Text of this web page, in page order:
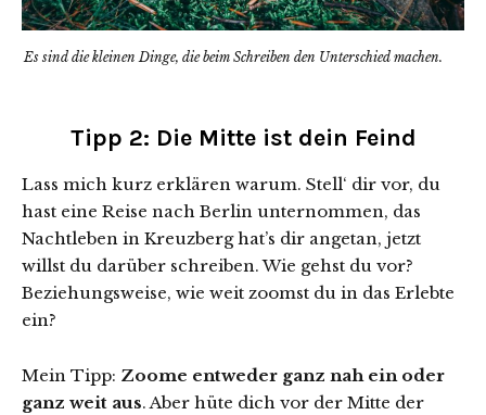
Es sind die kleinen Dinge, die beim Schreiben den Unterschied machen.
Tipp 2: Die Mitte ist dein Feind
Lass mich kurz erklären warum. Stell‘ dir vor, du
hast eine Reise nach Berlin unternommen, das
Nachtleben in Kreuzberg hat’s dir angetan, jetzt
willst du darüber schreiben. Wie gehst du vor?
Beziehungsweise, wie weit zoomst du in das Erlebte
ein?
Mein Tipp: Zoome entweder ganz nah ein oder
ganz weit aus. Aber hüte dich vor der Mitte der